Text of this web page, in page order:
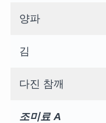
양파
김
다진 참깨
조미료 A